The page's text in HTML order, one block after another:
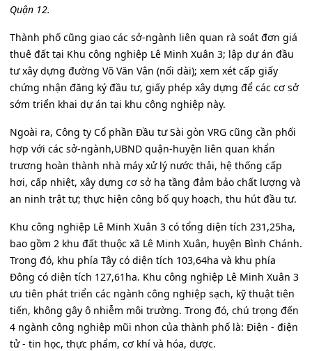
Quận 12.
Thành phố cũng giao các sở-ngành liên quan rà soát đơn giá
thuê đất tại Khu công nghiệp Lê Minh Xuân 3; lập dự án đầu
tư xây dựng đường Võ Văn Vân (nối dài); xem xét cấp giấy
chứng nhận đăng ký đầu tư, giấy phép xây dựng để các cơ sở
sớm triển khai dự án tại khu công nghiệp này.
Ngoài ra, Công ty Cổ phần Đầu tư Sài gòn VRG cũng cần phối
hợp với các sở-ngành,UBND quận-huyện liên quan khẩn
trương hoàn thành nhà máy xử lý nước thải, hệ thống cấp
hơi, cấp nhiệt, xây dựng cơ sở hạ tầng đảm bảo chất lượng và
an ninh trật tự; thực hiện công bố quy hoạch, thu hút đầu tư.
Khu công nghiệp Lê Minh Xuân 3 có tổng diện tích 231,25ha,
bao gồm 2 khu đất thuộc xã Lê Minh Xuân, huyện Bình Chánh.
Trong đó, khu phía Tây có diện tích 103,64ha và khu phía
Đông có diện tích 127,61ha. Khu công nghiệp Lê Minh Xuân 3
ưu tiên phát triển các ngành công nghiệp sạch, kỹ thuật tiên
tiến, không gây ô nhiễm môi trường. Trong đó, chú trọng đến
4 ngành công nghiệp mũi nhọn của thành phố là: Điện - điện
tử - tin học, thực phẩm, cơ khí và hóa, dược.